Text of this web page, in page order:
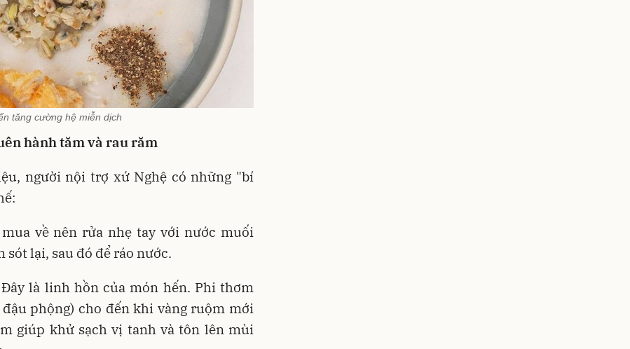
tăng cường hệ miễn dịch
hành tăm và rau răm
người nội trợ xứ Nghệ có những "bí
về nên rửa nhẹ tay với nước muối
sót lại, sau đó để ráo nước.
Đây là linh hồn của món hến. Phi thơm
phộng) cho đến khi vàng ruộm mới
giúp khử sạch vị tanh và tôn lên mùi